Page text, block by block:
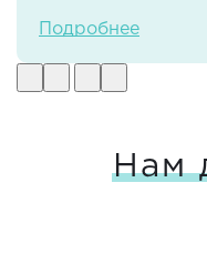
тоже нет никаких
виде.
Подробнее
Нам